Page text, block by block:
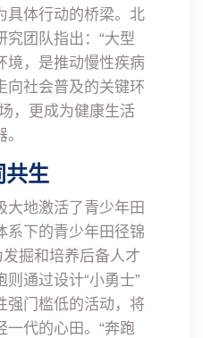
具体行动的桥梁。北
究团队指出：“大型
境，是推动慢性疾病
向社会普及的关键环
，更成为健康生活
共生
大地激活了青少年田
系下的青少年田径锦
掘和培养后备人才
通过设计“小勇士”
强门槛低的活动，将
一代的心田。“奔跑